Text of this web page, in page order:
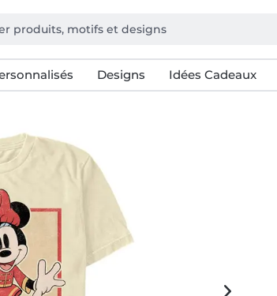
Designs Idées Cadeaux